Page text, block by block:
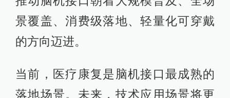
景覆盖、消费级落地、轻量化可穿戴
的方向迈进。
当前，医疗康复是脑机接口最成熟的
落地场景。未来，技术应用场景将更